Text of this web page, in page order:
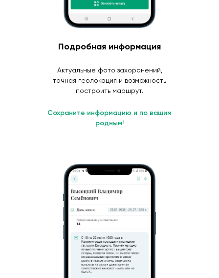
Подробная информация
Актуальные фото захоронений,
точная геолокация и возможность
построить маршрут.
Сохраните информацию и по вашим
родным!